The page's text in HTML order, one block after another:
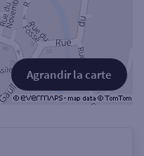
Agrandir la carte